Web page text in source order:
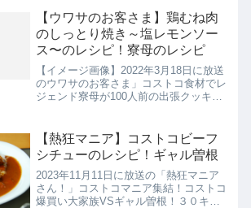
【ウワサのお客さま】鶏むね肉
のしっとり焼き～塩レモンソー
ス〜のレシピ！寮母のレシピ
【イメージ画像】2022年3月18日に放送
のウワサのお客さま」コストコ食材でレ
ジェンド寮母が100人前の出張クッキン
村野明子さんがコストコ食材でＬＤＨ所
属の若手ダンサ...
【熱狂マニア】コストコビーフ
シチューのレシピ！ギャル曽根
2023年11月11日に放送の「熱狂マニア
さん！」コストコマニア集結！コストコ
爆買い大家族VSギャル曽根！３０キロ